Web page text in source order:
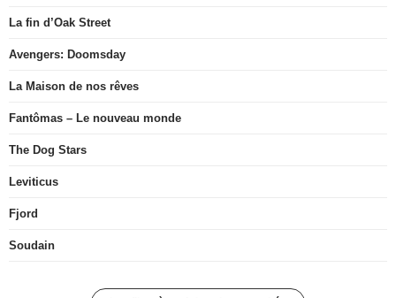
La fin d’Oak Street
Avengers: Doomsday
La Maison de nos rêves
Fantômas – Le nouveau monde
The Dog Stars
Leviticus
Fjord
Soudain